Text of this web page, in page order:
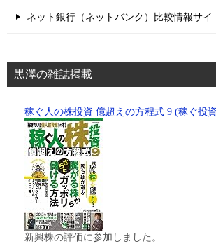
ネット銀行（ネットバンク）比較情報サ
黒澤の雑誌掲載
稼ぐ人の株投資 億超えの方程式 9 (稼ぐ投
新興株の評価に参加しました。